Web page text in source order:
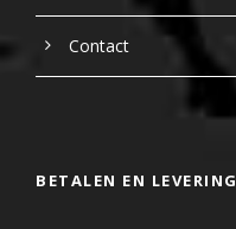
Contact
BETALEN EN LEVERING